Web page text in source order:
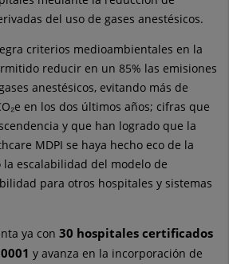
del uso de gases anestésicos.
criterios medioambientales en la
reducir en un 85% las emisiones
anestésicos, evitando más de
en los dos últimos años; cifras que
y que han logrado que la
MDPI se haya hecho eco de la
escalabilidad del modelo de
para otros hospitales y sistemas
ya con 30 hospitales certificados
y avanza en la incorporación de